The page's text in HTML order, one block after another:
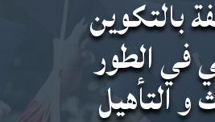
بالتكوين
في الطور
و التأهيل